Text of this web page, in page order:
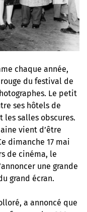
chaque année,
du festival de
Le petit
ses hôtels de
les salles obscures.
vient d’être
dimanche 17 mai
de cinéma, le
une grande
grand écran.
a annoncé que